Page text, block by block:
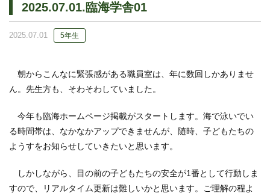
2025.07.01.臨海学舎01
2025.07.01 5年生
朝からこんなに緊張感がある職員室は、年に数回しかありませ
ん。先生方も、そわそわしていました。
今年も臨海ホームページ掲載がスタートします。海で泳いでい
る時間帯は、なかなかアップできませんが、随時、子どもたちの
ようすをお知らせしていきたいと思います。
しかしながら、目の前の子どもたちの安全が1番として行動しま
すので、リアルタイム更新は難しいかと思います。ご理解の程よ